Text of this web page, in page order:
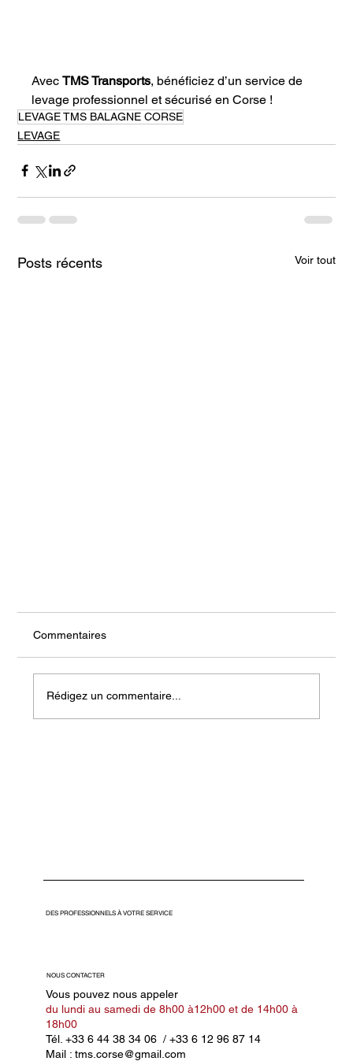
DES PROFESSIONNELS À VOTRE SERVICE
NOUS CONTACTER
Vous pouvez nous appeler
du lundi au samedi de 8h00 à12h00 et de 14h00 à
18h00
Tél.+33 6 44 38 34 06 /+33 6 12 96 87 14
Mail : tms.corse@gmail.com
Avec TMS Transports, bénéficiez d’un service de
levage professionnel et sécurisé en Corse !
LEVAGE TMS BALAGNE CORSE
LEVAGE
Posts récents Voir tout
Commentaires
Rédigez un commentaire...